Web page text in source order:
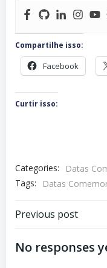
Compartilhe isso:
Facebook
Curtir isso:
Categories: Datas
Tags:
Datas
de
Previous post
No responses